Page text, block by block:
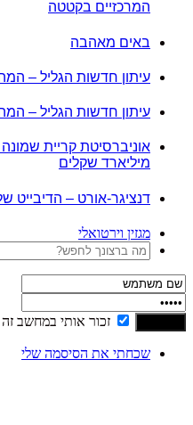
המרכזיים בקטטה
באים מאהבה
עיתון חדשות הגליל –
עיתון חדשות הגליל –
אוניברסיטת קריית
מיליארד שקלים
דנציגר-אורט – הדיבייט
מגזין וירטואלי
זכור אותי במחשב זה
שכחתי את הסיסמה שלי